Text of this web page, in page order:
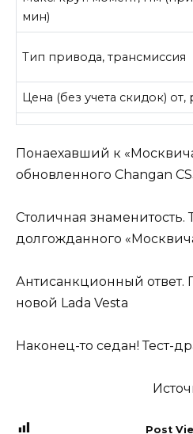
мин)
Тип привода, трансмиссия
Цена (без учета скидок) от,
Понаехавший к
обновленного Changan
Столичная знаменитость.
долгожданного
Антисанкционный ответ.
новой Lada Vestа
Наконец-то седан! Тест-
Post